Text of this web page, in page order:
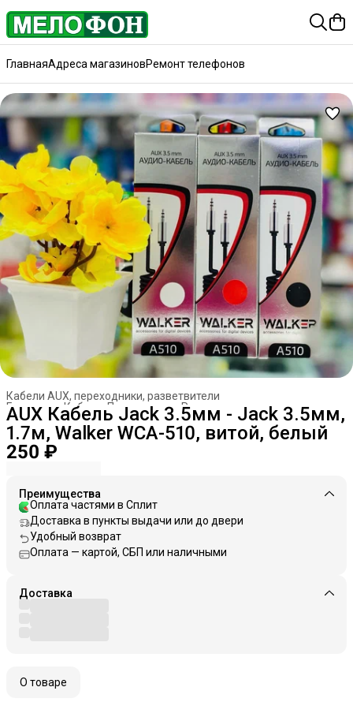
ГлавнаяАдреса магазиновРемонт телефонов
Кабели AUX, переходники, разветвители
Кабели. Переходники. Разветвители
Главная ›
AUX Кабель Jack 3.5мм - Jack 3.5мм,
1.7м, Walker WCA-510, витой, белый
250 ₽
Преимущества
Оплата частями в Сплит
Доставка в пункты выдачи или до двери
Удобный возврат
Оплата — картой, СБП или наличными
Доставка
О товаре